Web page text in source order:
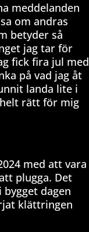
meddelanden
om andras
betyder så
jag tar för
fick fira jul med
på vad jag åt
landa lite i
rätt för mig
med att vara
plugga. Det
dagen
klättringen